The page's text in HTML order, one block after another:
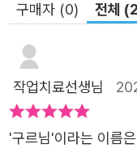
체육 수업을 들을 때
청소 도구로 가득 찬
는 지하철 엘리베이
를 탈 때 말이야. ‘휠
무엇을 해야 할까?’라
연하지 않게 보일 거
구매자 (0) 전체
작업치료선생님
'구르님'이라는 이름